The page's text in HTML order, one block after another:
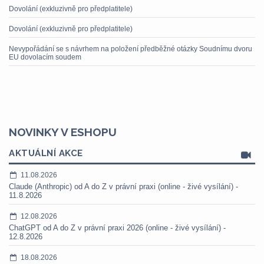
Dovolání (exkluzivně pro předplatitele)
Dovolání (exkluzivně pro předplatitele)
Nevypořádání se s návrhem na položení předběžné otázky Soudnímu dvoru
EU dovolacím soudem
NOVINKY V ESHOPU
AKTUÁLNÍ AKCE
11.08.2026
Claude (Anthropic) od A do Z v právní praxi (online - živé vysílání) -
11.8.2026
12.08.2026
ChatGPT od A do Z v právní praxi 2026 (online - živé vysílání) -
12.8.2026
18.08.2026